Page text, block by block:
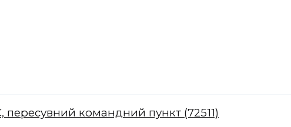
пересувний командний пункт (72511)